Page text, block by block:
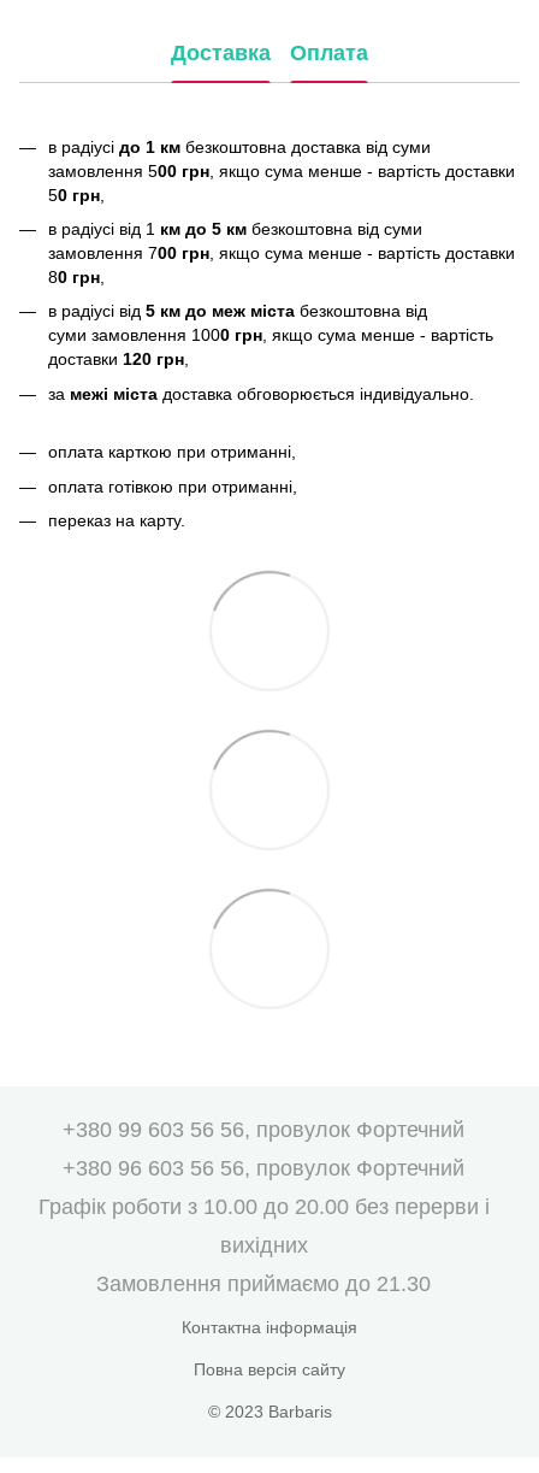
Доставка Оплата
в радіусі до 1 км безкоштовна доставка від суми
замовлення 500 грн , якщо сума менше - вартість доставки
50 грн
в радіусі від 1 км до 5 км безкоштовна від суми
замовлення 700 грн , якщо сума менше - вартість доставки
80 грн
в радіусі від 5 км до меж міста безкоштовна від
суми замовлення 1000 грн, якщо сума менше - вартість
доставки 120 грн,
за межі міста доставка обговорюється індивідуально.
оплата карткою при отриманні,
оплата готівкою при отриманні,
переказ на карту.
+380 99 603 56 56, провулок Фортечний
+380 96 603 56 56, провулок Фортечний
Графік роботи з 10.00 до 20.00 без перерви і
вихідних
Замовлення приймаємо до 21.30
Контактна інформація
Повна версія сайту
© 2023 Barbaris